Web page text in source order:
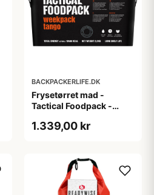
BACKPACKERLIFE.DK
Frysetørret mad -
Tactical Foodpack -
1.339,00 kr